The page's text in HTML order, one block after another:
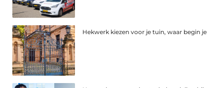
Hekwerk kiezen voor je tuin, waar begin je